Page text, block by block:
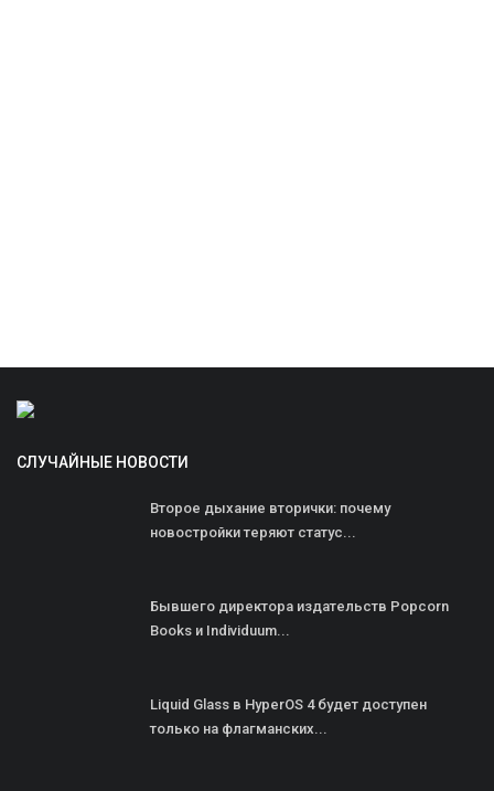
СЛУЧАЙНЫЕ НОВОСТИ
Второе дыхание вторички: почему
новостройки теряют статус...
Бывшего директора издательств Popcorn
Books и Individuum...
Liquid Glass в HyperOS 4 будет доступен
только на флагманских...